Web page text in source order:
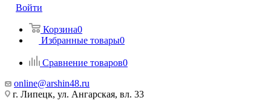
Войти
Корзина0
Избранные товары0
Сравнение товаров0
online@arshin48.ru
г. Липецк, ул. Ангарская, вл. 33